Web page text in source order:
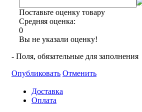
Поставьте оценку товару
Средняя оценка:
0
Вы не указали оценку!
- Поля, обязательные для заполнения
Опубликовать Отменить
Доставка
Оплата